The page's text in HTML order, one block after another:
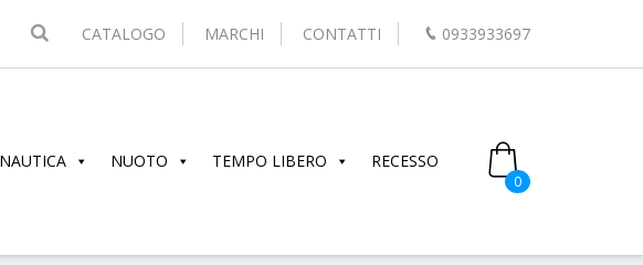
CATALOGO MARCHI CONTATTI 0933933697
NAUTICA NUOTO TEMPO LIBERO RECESSO
0